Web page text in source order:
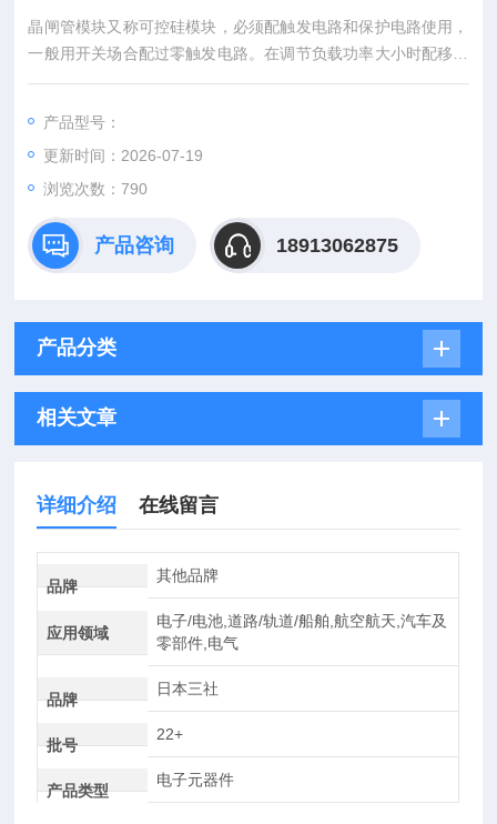
晶闸管模块又称可控硅模块，必须配触发电路和保护电路使用，
一般用开关场合配过零触发电路。在调节负载功率大小时配移相
触发电路来控制可控硅导通角大小改变负载大小，整流管模块一
产品型号：
更新时间：2026-07-19
浏览次数：790
产品咨询 18913062875
产品分类
相关文章
详细介绍 在线留言
品牌
其他品牌
应用领域
电子/电池,道路/轨道/船舶,航空航天,汽车及
零部件,电气
品牌
日本三社
批号
22+
产品类型
电子元器件